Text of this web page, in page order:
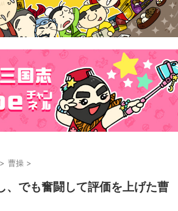
> 曹操 >
、でも奮闘して評価を上げた曹